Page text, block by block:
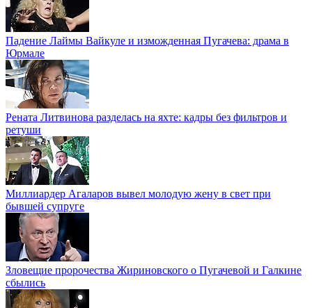
Падение Лаймы Вайкуле и изможденная Пугачева: драма в
Юрмале
Рената Литвинова разделась на яхте: кадры без фильтров и
ретуши
Миллиардер Агаларов вывел молодую жену в свет при
бывшей супруге
Зловещие пророчества Жириновского о Пугачевой и Галкине
сбылись